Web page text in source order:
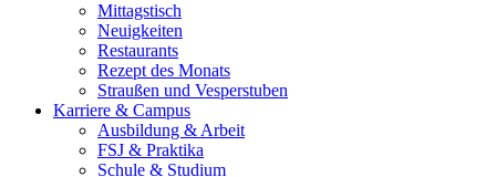
Mittagstisch
Neuigkeiten
Restaurants
Rezept des Monats
Straußen und Vesperstuben
Karriere & Campus
Ausbildung & Arbeit
FSJ & Praktika
Schule & Studium